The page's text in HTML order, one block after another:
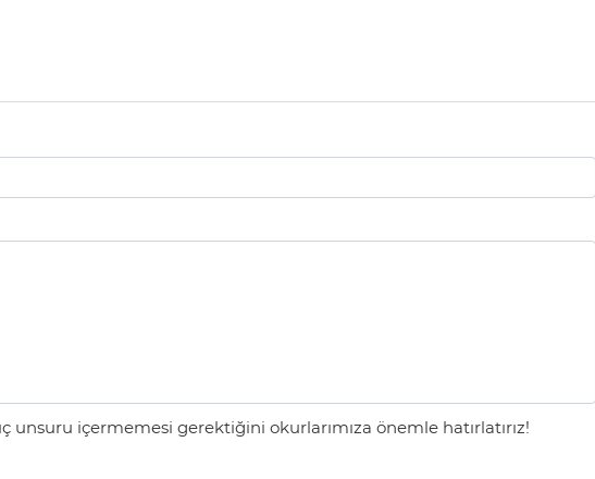
içermemesi gerektiğini okurlarımıza önemle hatırlatırız!